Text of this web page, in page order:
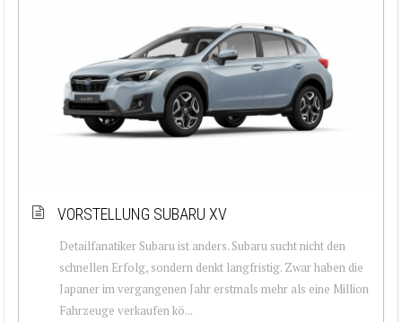
VORSTELLUNG SUBARU XV
Detailfanatiker Subaru ist anders. Subaru sucht nicht den
schnellen Erfolg, sondern denkt langfristig. Zwar haben die
Japaner im vergangenen Jahr erstmals mehr als eine Million
Fahrzeuge verkaufen kö...